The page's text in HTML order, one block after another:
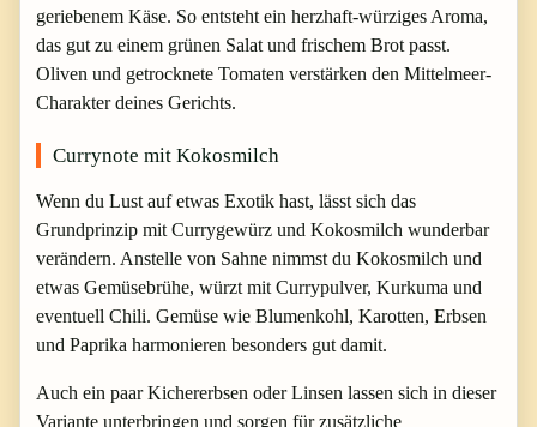
geriebenem Käse. So entsteht ein herzhaft-würziges Aroma,
das gut zu einem grünen Salat und frischem Brot passt.
Oliven und getrocknete Tomaten verstärken den Mittelmeer-
Charakter deines Gerichts.
Currynote mit Kokosmilch
Wenn du Lust auf etwas Exotik hast, lässt sich das
Grundprinzip mit Currygewürz und Kokosmilch wunderbar
verändern. Anstelle von Sahne nimmst du Kokosmilch und
etwas Gemüsebrühe, würzt mit Currypulver, Kurkuma und
eventuell Chili. Gemüse wie Blumenkohl, Karotten, Erbsen
und Paprika harmonieren besonders gut damit.
Auch ein paar Kichererbsen oder Linsen lassen sich in dieser
Variante unterbringen und sorgen für zusätzliche